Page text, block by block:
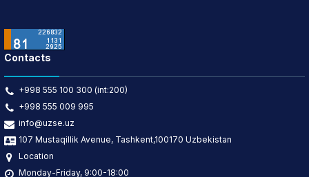
Contacts
+998 555 100 300 (int:200)
+998 555 009 995
info@uzse.uz
107 Mustaqillik Avenue, Tashkent,100170 Uzbekistan
Location
Monday-Friday, 9:00-18:00